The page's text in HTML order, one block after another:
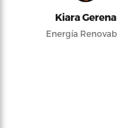
Kiara Gerena
Energía